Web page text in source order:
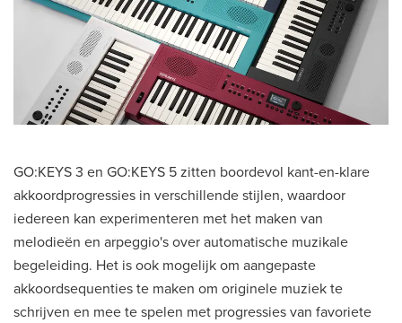
GO:KEYS 3 en GO:KEYS 5 zitten boordevol kant-en-klare
akkoordprogressies in verschillende stijlen, waardoor
iedereen kan experimenteren met het maken van
melodieën en arpeggio's over automatische muzikale
begeleiding. Het is ook mogelijk om aangepaste
akkoordsequenties te maken om originele muziek te
schrijven en mee te spelen met progressies van favoriete